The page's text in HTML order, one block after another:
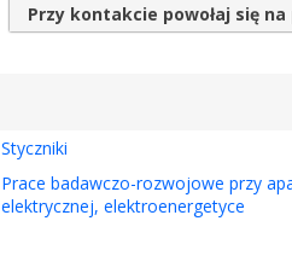
Przy kontakcie powołaj się
Styczniki
Prace badawczo-rozwojowe przy
elektrycznej, elektroenergetyce